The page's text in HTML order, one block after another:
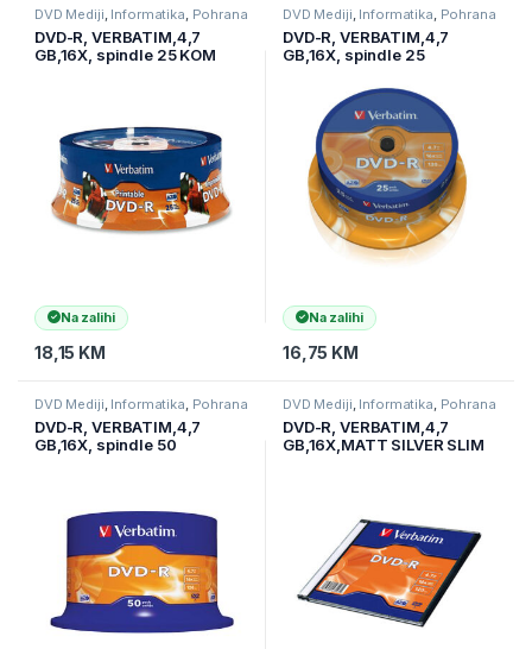
DVD Mediji, Informatika, Pohrana
DVD-R, VERBATIM,4,7
GB,16X, spindle 25 KOM
Na zalihi
18,15 KM
DVD Mediji, Informatika, Pohrana
DVD-R, VERBATIM,4,7
GB,16X, spindle 25
Na zalihi
16,75 KM
DVD Mediji, Informatika, Pohrana
DVD-R, VERBATIM,4,7
GB,16X, spindle 50
DVD Mediji, Informatika, Pohrana
DVD-R, VERBATIM,4,7
GB,16X,MATT SILVER SLIM